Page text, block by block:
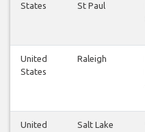
States
St Paul
United
States
Raleigh
United
Salt Lake